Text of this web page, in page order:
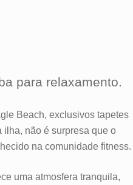
para relaxamento.
Beach, exclusivos tapetes
ilha, não é surpresa que o
na comunidade fitness.
uma atmosfera tranquila,